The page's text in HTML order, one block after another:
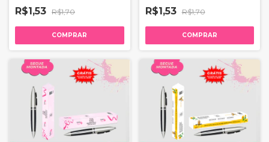
R$1,53 R$1,70
COMPRAR
R$1,53 R$1,70
COMPRAR